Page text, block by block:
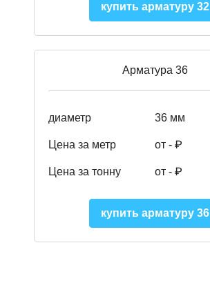
купить арматуру 32
Арматура 36
диаметр 36 мм
Цена за метр от - ₽
Цена за тонну от - ₽
купить арматуру 36